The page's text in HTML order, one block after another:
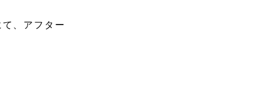
、アフター